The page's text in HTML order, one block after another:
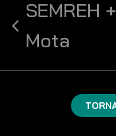
SEMREH +
Mota